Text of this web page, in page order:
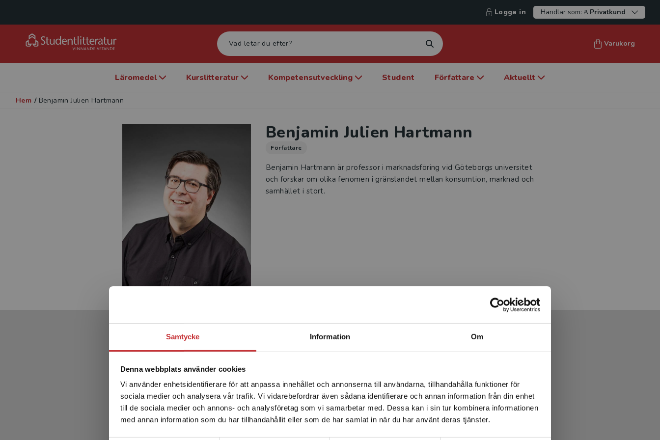
Samtycke Information Om
Denna webbplats använder cookies
Vi använder enhetsidentifierare för att anpassa innehållet och annonserna till användarna, tillhandahålla funktioner för
sociala medier och analysera vår trafik. Vi vidarebefordrar även sådana identifierare och annan information från din enhet
till de sociala medier och annons- och analysföretag som vi samarbetar med. Dessa kan i sin tur kombinera informationen
med annan information som du har tillhandahållit eller som de har samlat in när du har använt deras tjänster.
Begränsad fraktregion
Det verkar som att du besöker studentlitteratur.se via en
enhet utanför Sverige. Vi erbjuder inte leveranser utanför
Sverige. För att kunna slutföra ett köp måste
leveransadressen vara i Sverige.Läs mer
Logga in Handlar som: Privatkund
Varukorg
Läromedel Kurslitteratur Kompetensutveckling Student Författare Aktuellt
Hem / Benjamin Julien Hartmann
Benjamin Julien Hartmann
Författare
Benjamin Hartmann är professor i marknadsföring vid Göteborgs universitet
och forskar om olika fenomen i gränslandet mellan konsumtion, marknad och
samhället i stort.